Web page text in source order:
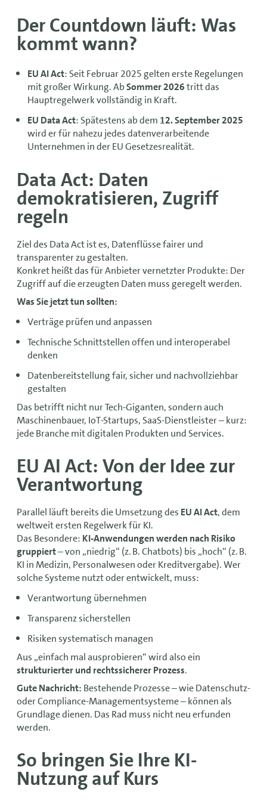
Der Countdown läuft: Was
kommt wann?
EU AI Act: Seit Februar 2025 gelten erste Regelungen
mit großer Wirkung. AbSommer 2026tritt das
Hauptregelwerk vollständig in Kraft.
EU Data Act: Spätestens ab dem 12. September 2025
wird er für nahezu jedes datenverarbeitende
Unternehmen in der EU Gesetzesrealität.
Data Act: Daten
demokratisieren, Zugriff
regeln
Ziel des Data Act ist es, Datenflüsse fairer und
transparenter zu gestalten.
Konkret heißt das für Anbieter vernetzter Produkte: Der
Zugriff auf die erzeugten Daten muss geregelt werden.
Was Sie jetzt tun sollten:
Verträge prüfen und anpassen
Technische Schnittstellen offen und interoperabel
denken
Datenbereitstellung fair, sicher und nachvollziehbar
gestalten
Das betrifft nicht nur Tech-Giganten, sondern auch
Maschinenbauer, IoT-Startups, SaaS-Dienstleister – kurz:
jede Branche mit digitalen Produkten und Services.
EU AI Act: Von der Idee zur
Verantwortung
Parallel läuft bereits die Umsetzung des EU AI Act, dem
weltweit ersten Regelwerk für KI.
Das Besondere: KI-Anwendungen werden nach Risiko
gruppiert– von „niedrig“ (z. B. Chatbots) bis „hoch“ (z. B.
KI in Medizin, Personalwesen oder Kreditvergabe). Wer
solche Systeme nutzt oder entwickelt, muss:
Verantwortung übernehmen
Transparenz sicherstellen
Risiken systematisch managen
Aus „einfach mal ausprobieren“ wird also ein
strukturierter und rechtssicherer Prozess.
Gute Nachricht: Bestehende Prozesse – wie Datenschutz-
oder Compliance-Managementsysteme – können als
Grundlage dienen. Das Rad muss nicht neu erfunden
werden.
So bringen Sie Ihre KI-
Nutzung auf Kurs